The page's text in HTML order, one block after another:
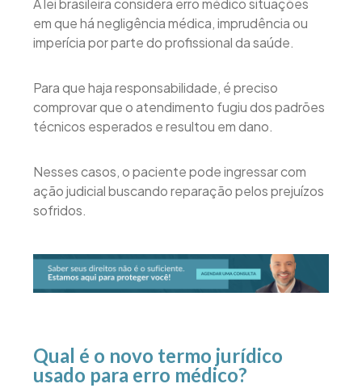
em que há negligência médica, imprudência ou
imperícia por parte do profissional da saúde.
Para que haja responsabilidade, é preciso
comprovar que o atendimento fugiu dos padrões
técnicos esperados e resultou em dano.
Nesses casos, o paciente pode ingressar com
ação judicial buscando reparação pelos prejuízos
sofridos.
Qual é o novo termo jurídico
usado para erro médico?